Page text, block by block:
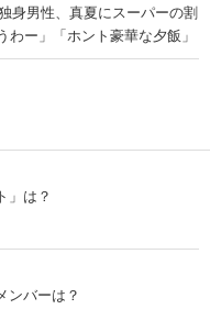
身男性、真夏にスーパーの割
ー」「ホント豪華な夕飯」
」は？
ンバーは？